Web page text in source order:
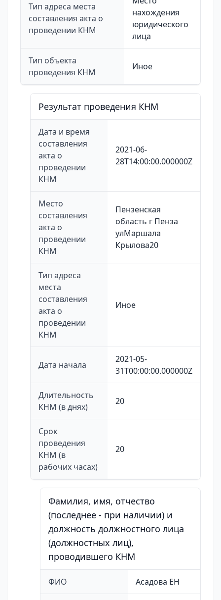
Тип адреса места
составления акта о
проведении КНМ
нахождения
юридического
лица
Тип объекта
проведения КНМ
Иное
Результат проведения КНМ
Дата и время
составления
акта о
проведении
КНМ
2021-06-
28T14:00:00.000000Z
Место
составления
акта о
проведении
КНМ
Пензенская
область г Пенза
улМаршала
Крылова20
Тип адреса
места
составления
акта о
проведении
КНМ
Иное
Дата начала
2021-05-
31T00:00:00.000000Z
Длительность
КНМ (в днях)
20
Срок
проведения
КНМ (в
рабочих часах)
20
Фамилия, имя, отчество
(последнее - при наличии) и
должность должностного лица
(должностных лиц),
проводившего КНМ
ФИО Асадова ЕН